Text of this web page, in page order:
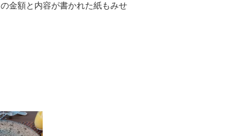
金額と内容が書かれた紙もみせ